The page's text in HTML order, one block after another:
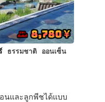
ธรรมชาติ ออนเซ็น
อนและลูกพีชได้แบบ